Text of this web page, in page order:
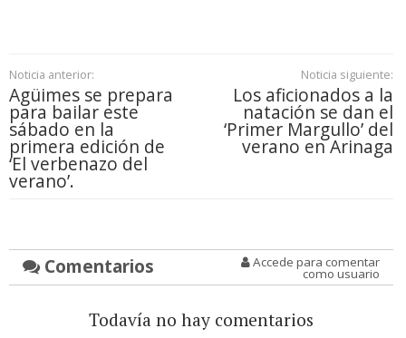
Noticia anterior:
Agüimes se prepara
para bailar este
sábado en la
primera edición de
‘El verbenazo del
verano’.
Noticia siguiente:
Los aficionados a la
natación se dan el
‘Primer Margullo’ del
verano en Arinaga
Comentarios Accede para comentar
como usuario
Todavía no hay comentarios